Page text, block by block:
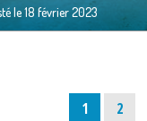
le18 février 2023
Page
1 Page
2